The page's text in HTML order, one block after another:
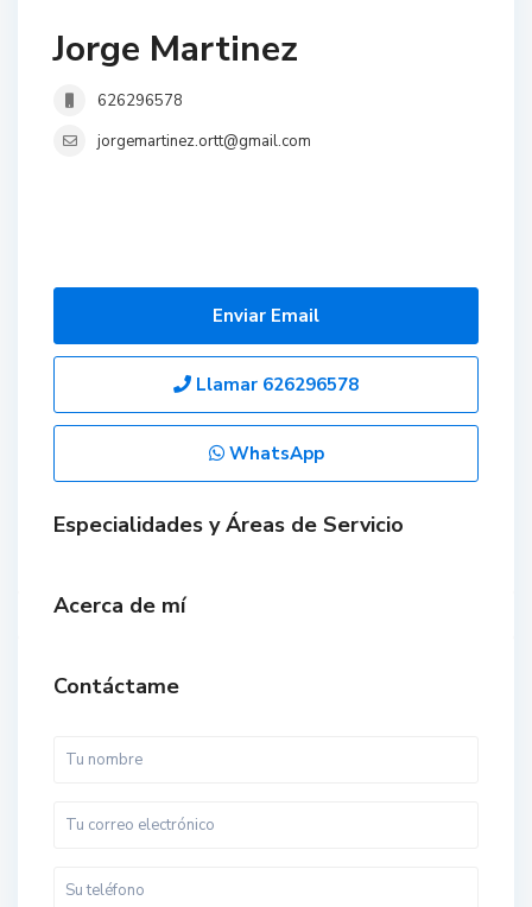
Jorge Martinez
626296578
jorgemartinez.ortt@gmail.com
Enviar Email
Llamar 626296578
WhatsApp
Especialidades y Áreas de Servicio
Acerca de mí
Contáctame